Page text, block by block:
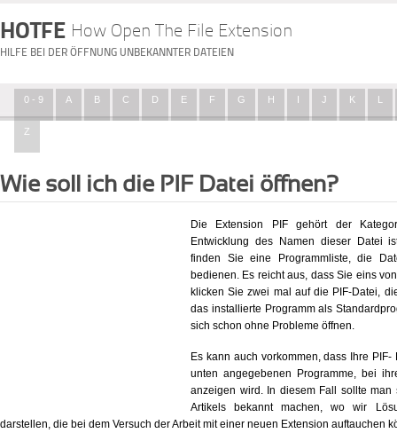
HOTFE How Open The File Extension
HILFE BEI DER ÖFFNUNG UNBEKANNTER DATEIEN
0 - 9 A B C D E F G H I J K L
Z
Wie soll ich die PIF Datei öffnen?
Die Extension PIF gehört der
Entwicklung des Namen dieser Datei
finden Sie eine Programmliste, die
bedienen. Es reicht aus, dass Sie eins
klicken Sie zwei mal auf die PIF-Datei,
das installierte Programm als
sich schon ohne Probleme öffnen.
Es kann auch vorkommen, dass Ihre
unten angegebenen Programme, bei
anzeigen wird. In diesem Fall sollte
Artikels bekannt machen, wo wir
darstellen, die bei dem Versuch der Arbeit mit einer neuen Extension auftauchen